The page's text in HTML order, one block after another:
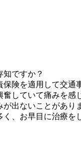
ですか？
険を適用して交通
していて痛みを感
出ないことがあり
、お早目に治療